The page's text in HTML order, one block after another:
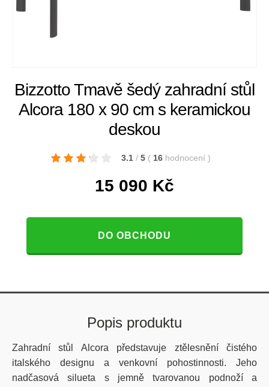
Bizzotto Tmavě šedý zahradní stůl
Alcora 180 x 90 cm s keramickou
deskou
3.1 / 5 ( 16 hodnocení )
15 090 Kč
DO OBCHODU
Popis produktu
Zahradní stůl Alcora představuje ztělesnění čistého
italského designu a venkovní pohostinnosti. Jeho
nadčasová silueta s jemně tvarovanou podnoží a